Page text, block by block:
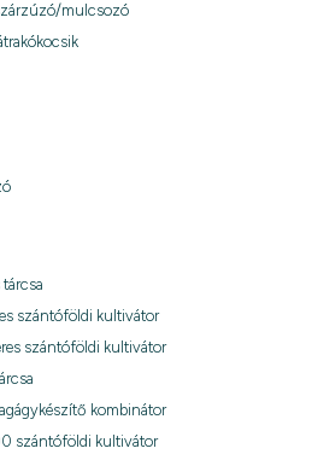
mulcsozó
szántóföldi kultivátor
szántóföldi kultivátor
kombinátor
szántóföldi kultivátor